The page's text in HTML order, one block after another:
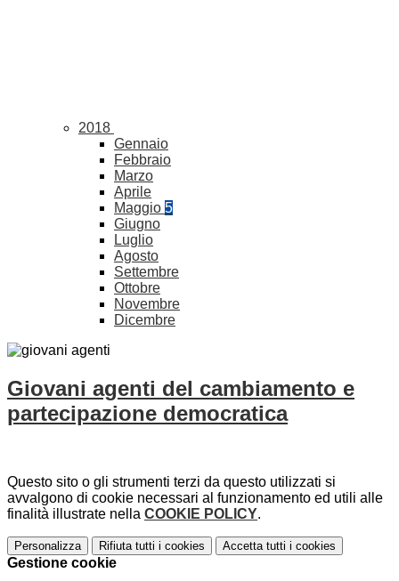
2018
Gennaio
Febbraio
Marzo
Aprile
Maggio 5
Giugno
Luglio
Agosto
Settembre
Ottobre
Novembre
Dicembre
Giovani agenti del cambiamento e
partecipazione democratica
Questo sito o gli strumenti terzi da questo utilizzati si
avvalgono di cookie necessari al funzionamento ed utili alle
finalità illustrate nella COOKIE POLICY.
Personalizza Rifiuta tutti i cookies Accetta tutti i cookies
Gestione cookie